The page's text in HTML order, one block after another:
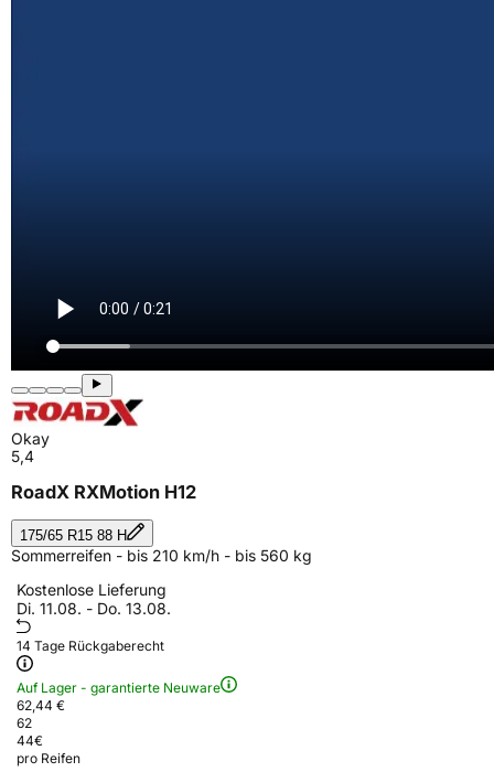
Okay
5,4
RoadX RXMotion H12
175/65 R15 88 H
Sommerreifen - bis 210 km/h - bis 560 kg
Kostenlose Lieferung
Di. 11.08. - Do. 13.08.
14 Tage Rückgaberecht
Auf Lager - garantierte Neuware
62,44 €
62
44€
pro Reifen